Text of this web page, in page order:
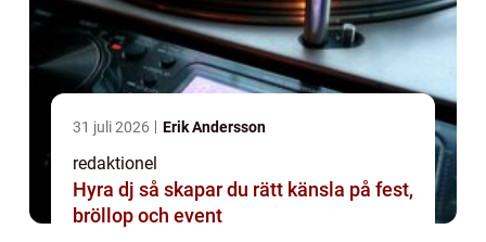
31 juli 2026 Erik Andersson
redaktionel
Hyra dj så skapar du rätt känsla på fest,
bröllop och event